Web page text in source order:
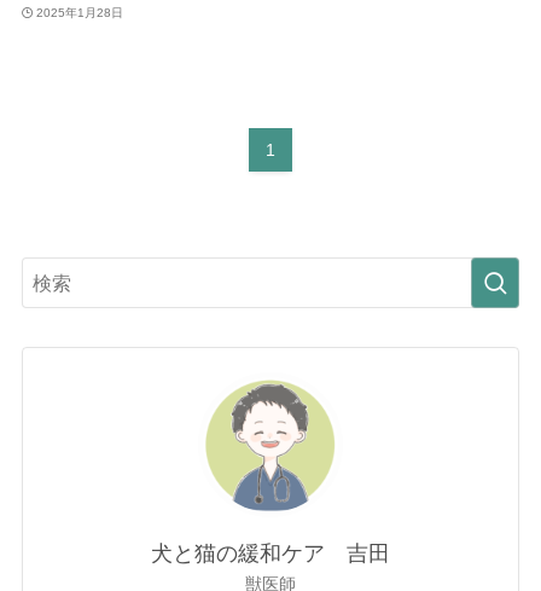
2025年1月28日
1
犬と猫の緩和ケア 吉田
獣医師